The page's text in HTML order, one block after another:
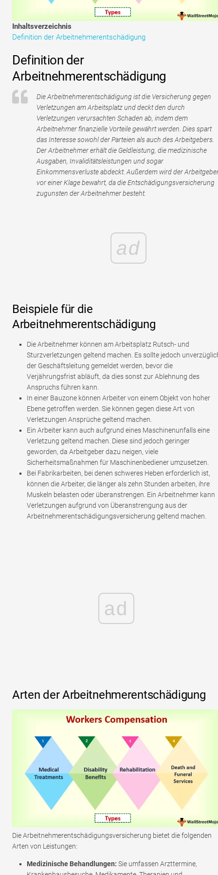
Tutorials zur Finanzmodellierung
Vollständige Form
Inhaltsverzeichnis
Definition der Arbeitnehmerentschädigung
Definition der
Arbeitnehmerentschädigung
Die Arbeitnehmerentschädigung ist die Versicherung gegen
Verletzungen am Arbeitsplatz und deckt den durch
Verletzungen verursachten Schaden ab, indem dem
Arbeitnehmer finanzielle Vorteile gewährt werden. Dies spart
das Interesse sowohl der Parteien als auch des Arbeitgebers.
Der Arbeitnehmer erhält die Geldleistung, die medizinische
Ausgaben, Invaliditätsleistungen und sogar
Einkommensverluste abdeckt. Außerdem wird der
vor einer Klage bewahrt, da die Entschädigungsversicherung
zugunsten der Arbeitnehmer besteht.
ad
Beispiele für die
Arbeitnehmerentschädigung
Die Arbeitnehmer können am Arbeitsplatz Rutsch- und
Sturzverletzungen geltend machen. Es sollte jedoch
der Geschäftsleitung gemeldet werden, bevor die
Verjährungsfrist abläuft, da dies sonst zur Ablehnung des
Anspruchs führen kann.
In einer Bauzone können Arbeiter von einem Objekt von hoher
Ebene getroffen werden. Sie können gegen diese Art von
Verletzungen Ansprüche geltend machen.
Ein Arbeiter kann auch aufgrund eines Maschinenunfalls eine
Verletzung geltend machen. Diese sind jedoch geringer
geworden, da Arbeitgeber dazu neigen, viele
Sicherheitsmaßnahmen für Maschinenbediener umzusetzen.
Bei Fabrikarbeiten, bei denen schweres Heben erforderlich ist,
können die Arbeiter, die länger als zehn Stunden arbeiten, ihre
Muskeln belasten oder überanstrengen. Ein Arbeitnehmer kann
Verletzungen aufgrund von Überanstrengung aus der
Arbeitnehmerentschädigungsversicherung geltend machen.
ad
Arten der Arbeitnehmerentschädigung
Die Arbeitnehmerentschädigungsversicherung bietet die folgenden
Arten von Leistungen:
Medizinische Behandlungen: Sie umfassen Arzttermine,